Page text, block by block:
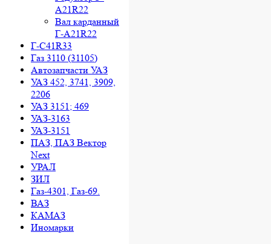
A21R22
Вал карданный
Г-A21R22
Г-C41R33
Газ 3110 (31105)
Автозапчасти УАЗ
УАЗ 452, 3741, 3909,
2206
УАЗ 3151; 469
УАЗ-3163
УАЗ-3151
ПАЗ, ПАЗ Вектор
Next
УРАЛ
ЗИЛ
Газ-4301, Газ-69.
ВАЗ
КАМАЗ
Иномарки